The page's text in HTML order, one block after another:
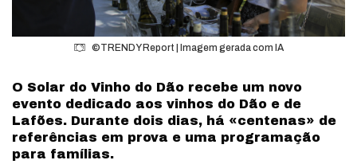
©TRENDY Report | Imagem gerada com IA
O Solar do Vinho do Dão recebe um novo
evento dedicado aos vinhos do Dão e de
Lafões. Durante dois dias, há «centenas» de
referências em prova e uma programação
para famílias.